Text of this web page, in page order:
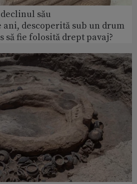
său
ani, descoperită sub un drum
să fie folosită drept pavaj?